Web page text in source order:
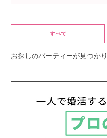
すべて
お探しのパーティーが見つか